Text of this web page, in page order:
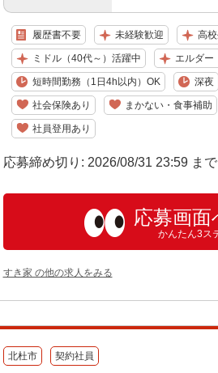
履歴書不要 未経験歓迎 高
ミドル（40代～）活躍中 エルダー
短時間勤務（1日4h以内）OK 深夜
社会保険あり まかない・食事補助
社員登用あり
応募締め切り: 2026/08/31 23:59 まで
応募画面
かんたん3ス
すき家 の他の求人をみる
北杜市 契約社員